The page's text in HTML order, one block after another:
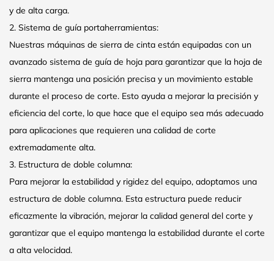
y de alta carga.
2. Sistema de guía portaherramientas:
Nuestras máquinas de sierra de cinta están equipadas con un
avanzado sistema de guía de hoja para garantizar que la hoja de
sierra mantenga una posición precisa y un movimiento estable
durante el proceso de corte. Esto ayuda a mejorar la precisión y
eficiencia del corte, lo que hace que el equipo sea más adecuado
para aplicaciones que requieren una calidad de corte
extremadamente alta.
3. Estructura de doble columna:
Para mejorar la estabilidad y rigidez del equipo, adoptamos una
estructura de doble columna. Esta estructura puede reducir
eficazmente la vibración, mejorar la calidad general del corte y
garantizar que el equipo mantenga la estabilidad durante el corte
a alta velocidad.